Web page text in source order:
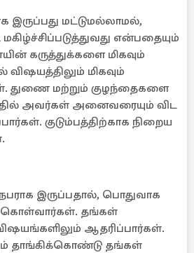
இருப்பது மட்டுமல்லாமல்,
என்பதையும்
கருத்துக்களை மிகவும்
விஷயத்திலும் மிகவும்
துணை மற்றும் குழந்தைகளை
அவர்கள் அனைவரையும் விட
குடும்பத்திற்காக நிறைய
இருப்பதால், பொதுவாக
தங்கள்
ஆதரிப்பார்கள்.
தாங்கிக்கொண்டு தங்கள்